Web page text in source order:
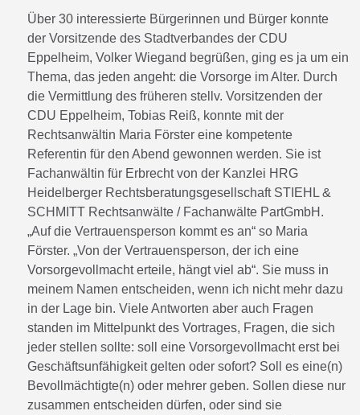
Über 30 interessierte Bürgerinnen und Bürger konnte
der Vorsitzende des Stadtverbandes der CDU
Eppelheim, Volker Wiegand begrüßen, ging es ja um ein
Thema, das jeden angeht: die Vorsorge im Alter. Durch
die Vermittlung des früheren stellv. Vorsitzenden der
CDU Eppelheim, Tobias Reiß, konnte mit der
Rechtsanwältin Maria Förster eine kompetente
Referentin für den Abend gewonnen werden. Sie ist
Fachanwältin für Erbrecht von der Kanzlei HRG
Heidelberger Rechtsberatungsgesellschaft STIEHL &
SCHMITT Rechtsanwälte / Fachanwälte PartGmbH.
„Auf die Vertrauensperson kommt es an“ so Maria
Förster. „Von der Vertrauensperson, der ich eine
Vorsorgevollmacht erteile, hängt viel ab“. Sie muss in
meinem Namen entscheiden, wenn ich nicht mehr dazu
in der Lage bin. Viele Antworten aber auch Fragen
standen im Mittelpunkt des Vortrages, Fragen, die sich
jeder stellen sollte: soll eine Vorsorgevollmacht erst bei
Geschäftsunfähigkeit gelten oder sofort? Soll es eine(n)
Bevollmächtigte(n) oder mehrer geben. Sollen diese nur
zusammen entscheiden dürfen, oder sind sie